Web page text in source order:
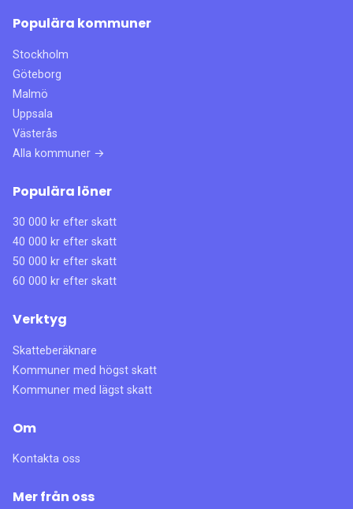
Populära kommuner
Stockholm
Göteborg
Malmö
Uppsala
Västerås
Alla kommuner →
Populära löner
30 000 kr efter skatt
40 000 kr efter skatt
50 000 kr efter skatt
60 000 kr efter skatt
Verktyg
Skatteberäknare
Kommuner med högst skatt
Kommuner med lägst skatt
Om
Kontakta oss
Mer från oss